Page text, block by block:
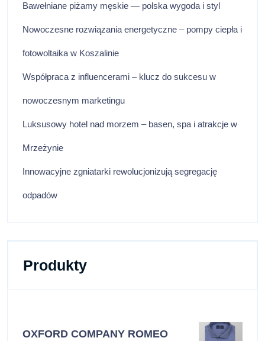
Bawełniane piżamy męskie — polska wygoda i styl
Nowoczesne rozwiązania energetyczne – pompy ciepła i
fotowoltaika w Koszalinie
Współpraca z influencerami – klucz do sukcesu w
nowoczesnym marketingu
Luksusowy hotel nad morzem – basen, spa i atrakcje w
Mrzeżynie
Innowacyjne zgniatarki rewolucjonizują segregację
odpadów
Produkty
OXFORD COMPANY ROMEO